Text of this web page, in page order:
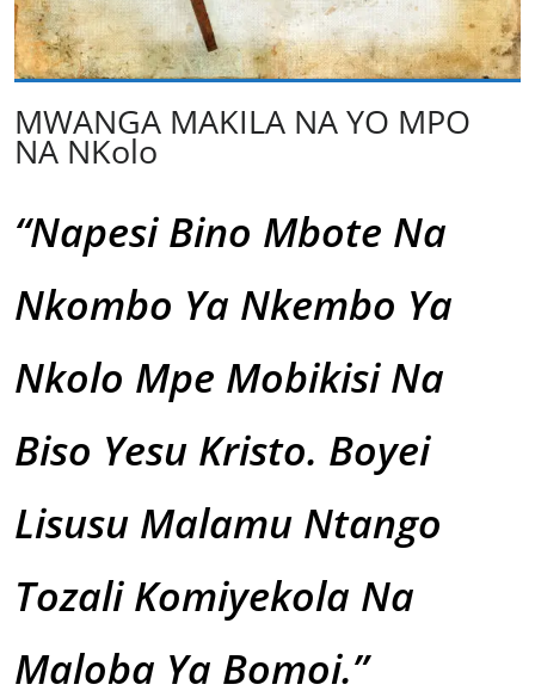
MWANGA MAKILA NA YO MPO
NA NKolo
“Napesi Bino Mbote Na
Nkombo Ya Nkembo Ya
Nkolo Mpe Mobikisi Na
Biso Yesu Kristo. Boyei
Lisusu Malamu Ntango
Tozali Komiyekola Na
Maloba Ya Bomoi.”